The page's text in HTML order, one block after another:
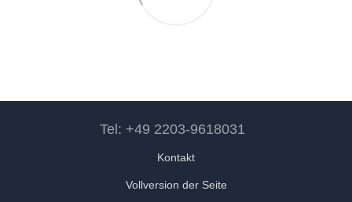
Tel: +49 2203-9618031
Kontakt
Vollversion der Seite